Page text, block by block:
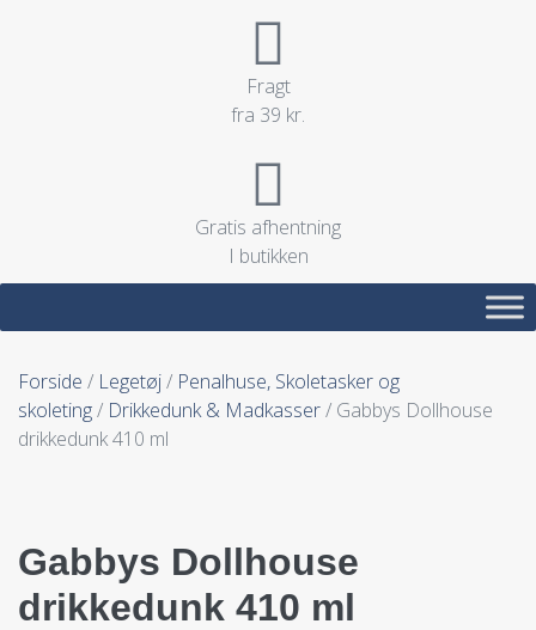
Fragt
fra 39 kr.
Gratis afhentning
I butikken
Forside / Legetøj/ Penalhuse, Skoletasker og
skoleting/ Drikkedunk & Madkasser/ Gabbys Dollhouse
drikkedunk 410 ml
Gabbys Dollhouse
drikkedunk 410 ml